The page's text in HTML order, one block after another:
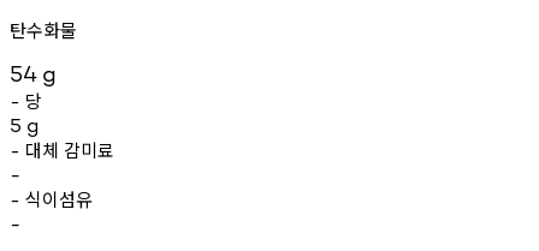
탄수화물
54 g
- 당
5 g
- 대체 감미료
-
- 식이섬유
-